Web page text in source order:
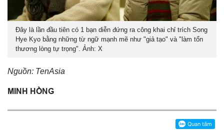
Đây là lần đầu tiên có 1 bạn diễn đứng ra công khai chỉ trích Song
Hye Kyo bằng những từ ngữ mạnh mẽ như "giả tạo" và "làm tổn
thương lòng tự trọng". Ảnh: X
Nguồn: TenAsia
MINH HỒNG